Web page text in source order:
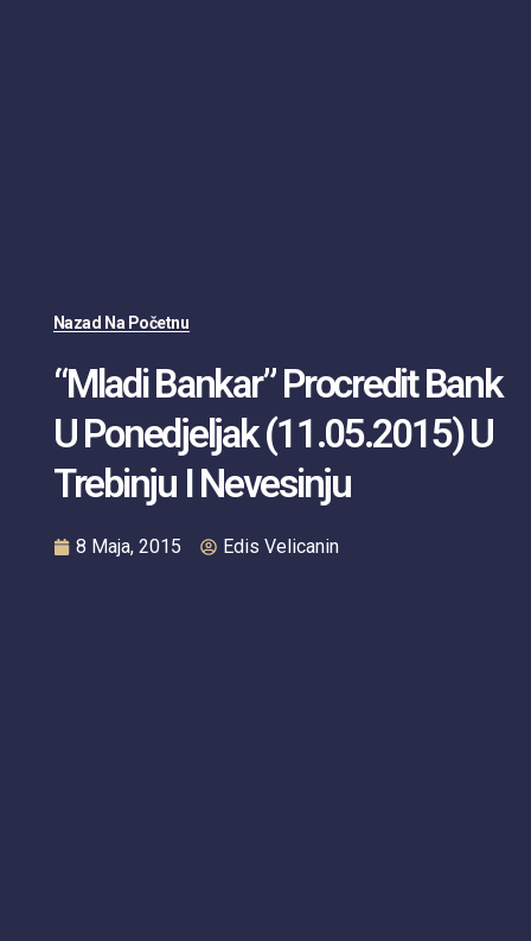
Nazad Na Početnu
“Mladi Bankar” Procredit Bank
U Ponedjeljak (11.05.2015) U
Trebinju I Nevesinju
8 Maja, 2015 Edis Velicanin